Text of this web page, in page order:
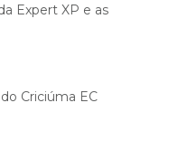
Expert XP e as
Criciúma EC